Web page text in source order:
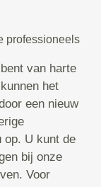
professioneels
van harte
het
een nieuw
op. U kunt de
bij onze
Voor